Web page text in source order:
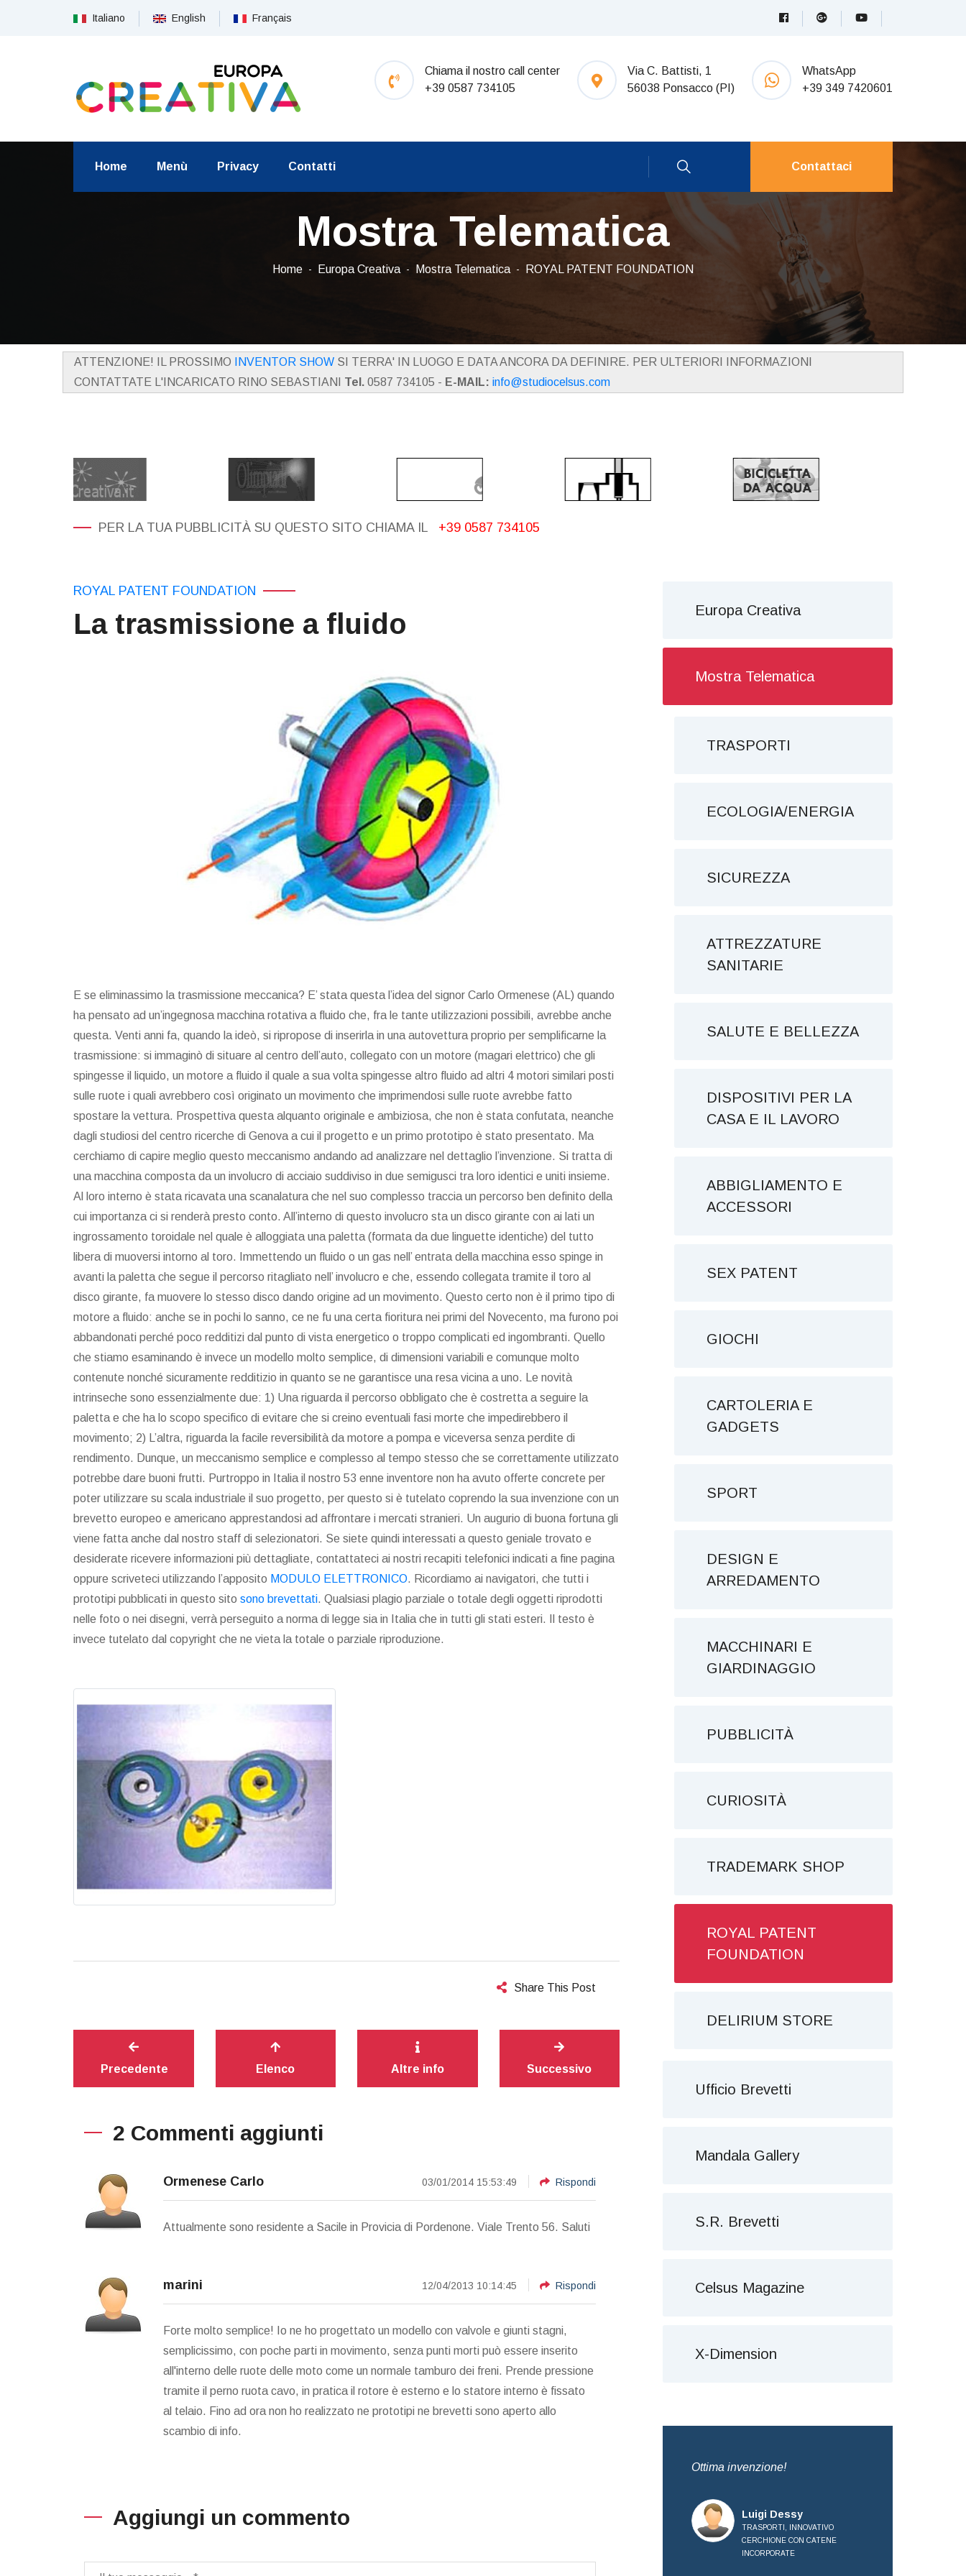
Italiano English Français
Chiama il nostro call center
+39 0587 734105
Via C. Battisti, 1
56038 Ponsacco (PI)
WhatsApp
+39 349 7420601
Home Menù Privacy Contatti Contattaci
Mostra Telematica
Home Europa Creativa Mostra Telematica ROYAL PATENT FOUNDATION
ATTENZIONE! IL PROSSIMO INVENTOR SHOW SI TERRA' IN LUOGO E DATA ANCORA DA DEFINIRE. PER ULTERIORI INFORMAZIONI
CONTATTATE L'INCARICATO RINO SEBASTIANI Tel. 0587 734105 - E-MAIL: info@studiocelsus.com
PER LA TUA PUBBLICITÀ SU QUESTO SITO CHIAMA IL +39 0587 734105
ROYAL PATENT FOUNDATION
La trasmissione a fluido
E se eliminassimo la trasmissione meccanica? E’ stata questa l’idea del signor Carlo Ormenese (AL) quando
ha pensato ad un’ingegnosa macchina rotativa a fluido che, fra le tante utilizzazioni possibili, avrebbe anche
questa. Venti anni fa, quando la ideò, si ripropose di inserirla in una autovettura proprio per semplificarne la
trasmissione: si immaginò di situare al centro dell’auto, collegato con un motore (magari elettrico) che gli
spingesse il liquido, un motore a fluido il quale a sua volta spingesse altro fluido ad altri 4 motori similari posti
sulle ruote i quali avrebbero così originato un movimento che imprimendosi sulle ruote avrebbe fatto
spostare la vettura. Prospettiva questa alquanto originale e ambiziosa, che non è stata confutata, neanche
dagli studiosi del centro ricerche di Genova a cui il progetto e un primo prototipo è stato presentato. Ma
cerchiamo di capire meglio questo meccanismo andando ad analizzare nel dettaglio l’invenzione. Si tratta di
una macchina composta da un involucro di acciaio suddiviso in due semigusci tra loro identici e uniti insieme.
Al loro interno è stata ricavata una scanalatura che nel suo complesso traccia un percorso ben definito della
cui importanza ci si renderà presto conto. All’interno di questo involucro sta un disco girante con ai lati un
ingrossamento toroidale nel quale è alloggiata una paletta (formata da due linguette identiche) del tutto
libera di muoversi intorno al toro. Immettendo un fluido o un gas nell’ entrata della macchina esso spinge in
avanti la paletta che segue il percorso ritagliato nell’ involucro e che, essendo collegata tramite il toro al
disco girante, fa muovere lo stesso disco dando origine ad un movimento. Questo certo non è il primo tipo di
motore a fluido: anche se in pochi lo sanno, ce ne fu una certa fioritura nei primi del Novecento, ma furono poi
abbandonati perché poco redditizi dal punto di vista energetico o troppo complicati ed ingombranti. Quello
che stiamo esaminando è invece un modello molto semplice, di dimensioni variabili e comunque molto
contenute nonché sicuramente redditizio in quanto se ne garantisce una resa vicina a uno. Le novità
intrinseche sono essenzialmente due: 1) Una riguarda il percorso obbligato che è costretta a seguire la
paletta e che ha lo scopo specifico di evitare che si creino eventuali fasi morte che impedirebbero il
movimento; 2) L’altra, riguarda la facile reversibilità da motore a pompa e viceversa senza perdite di
rendimento. Dunque, un meccanismo semplice e complesso al tempo stesso che se correttamente utilizzato
potrebbe dare buoni frutti. Purtroppo in Italia il nostro 53 enne inventore non ha avuto offerte concrete per
poter utilizzare su scala industriale il suo progetto, per questo si è tutelato coprendo la sua invenzione con un
brevetto europeo e americano apprestandosi ad affrontare i mercati stranieri. Un augurio di buona fortuna gli
viene fatta anche dal nostro staff di selezionatori. Se siete quindi interessati a questo geniale trovato e
desiderate ricevere informazioni più dettagliate, contattateci ai nostri recapiti telefonici indicati a fine pagina
oppure scriveteci utilizzando l’apposito MODULO ELETTRONICO. Ricordiamo ai navigatori, che tutti i
prototipi pubblicati in questo sito sono brevettati. Qualsiasi plagio parziale o totale degli oggetti riprodotti
nelle foto o nei disegni, verrà perseguito a norma di legge sia in Italia che in tutti gli stati esteri. Il testo è
invece tutelato dal copyright che ne vieta la totale o parziale riproduzione.
Share This Post
Precedente Elenco Altre info Successivo
2 Commenti aggiunti
Ormenese Carlo 03/01/2014 15:53:49 Rispondi
Attualmente sono residente a Sacile in Provicia di Pordenone. Viale Trento 56. Saluti
marini 12/04/2013 10:14:45 Rispondi
Forte molto semplice! Io ne ho progettato un modello con valvole e giunti stagni,
semplicissimo, con poche parti in movimento, senza punti morti può essere inserito
all'interno delle ruote delle moto come un normale tamburo dei freni. Prende pressione
tramite il perno ruota cavo, in pratica il rotore è esterno e lo statore interno è fissato
al telaio. Fino ad ora non ho realizzato ne prototipi ne brevetti sono aperto allo
scambio di info.
Aggiungi un commento
Europa Creativa
Mostra Telematica
TRASPORTI
ECOLOGIA/ENERGIA
SICUREZZA
ATTREZZATURE
SANITARIE
SALUTE E BELLEZZA
DISPOSITIVI PER LA
CASA E IL LAVORO
ABBIGLIAMENTO E
ACCESSORI
SEX PATENT
GIOCHI
CARTOLERIA E
GADGETS
SPORT
DESIGN E
ARREDAMENTO
MACCHINARI E
GIARDINAGGIO
PUBBLICITÀ
CURIOSITÀ
TRADEMARK SHOP
ROYAL PATENT
FOUNDATION
DELIRIUM STORE
Ufficio Brevetti
Mandala Gallery
S.R. Brevetti
Celsus Magazine
X-Dimension
CERCHIONE CON CATENE
INCORPORATE
LAVORO, DISPOSITIVO PER LA
INNOVATIVA SPILLATRICE
Ottima invenzione!
Luigi Dessy
TRASPORTI, INNOVATIVO
CERCHIONE CON CATENE
INCORPORATE